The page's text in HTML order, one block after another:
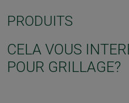
PRODUITS
CELA VOUS
POUR GRILLAGE?